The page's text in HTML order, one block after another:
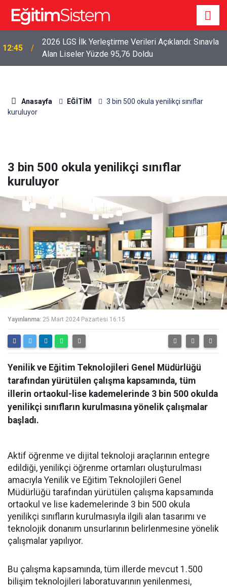
12:45
2026 LGS İlk Yerleştirme Verileri Açıklandı: Sınavla
Alan Liseler Yüzde 95,76 Doldu
Anasayfa EĞİTİM
3 bin 500 okula yenilikçi sınıflar
kuruluyor
3 bin 500 okula yenilikçi sınıflar
kuruluyor
Yayınlanma: 25 Mart 2024 Pazartesi 16:15
Yenilik ve Eğitim Teknolojileri Genel Müdürlüğü
tarafından yürütülen çalışma kapsamında, tüm
illerin ortaokul-lise kademelerinde 3 bin 500 okulda
yenilikçi sınıfların kurulmasına yönelik çalışmalar
başladı.
Aktif öğrenme ve dijital teknoloji araçlarının entegre
edildiği, yenilikçi öğrenme ortamları oluşturulması
amacıyla Yenilik ve Eğitim Teknolojileri Genel
Müdürlüğü tarafından yürütülen çalışma kapsamında
ortaokul ve lise kademelerinde 3 bin 500 okula
yenilikçi sınıfların kurulmasıyla ilgili alan tasarımı ve
teknolojik donanım unsurlarının belirlenmesine yönelik
çalışmalar yapılıyor.
Bu çalışma kapsamında, tüm illerde mevcut 1.500
bilişim teknolojileri laboratuvarının yenilenmesi,